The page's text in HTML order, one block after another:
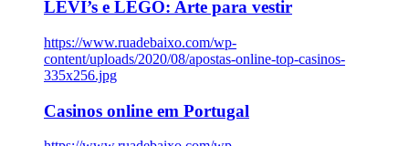
LEVI’s e LEGO: Arte para vestir
https://www.ruadebaixo.com/wp-
content/uploads/2020/08/apostas-online-top-casinos-
335x256.jpg
Casinos online em Portugal